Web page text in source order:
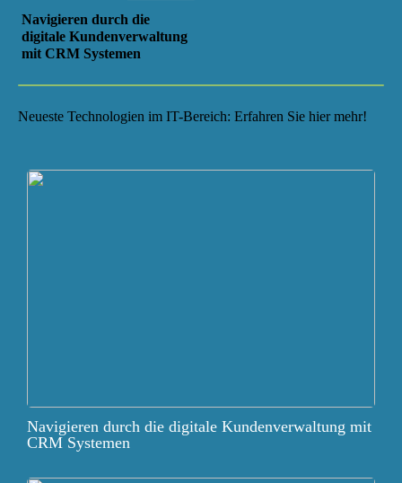
Navigieren durch die
digitale Kundenverwaltung
mit CRM Systemen
Neueste Technologien im IT-Bereich: Erfahren Sie hier mehr!
Navigieren durch die digitale Kundenverwaltung mit
CRM Systemen